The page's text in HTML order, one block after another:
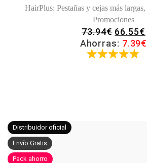
HairPlus: Pestañas y cejas más
Promociones
73.94€ EL
PRECIO
ERA:
66.55€
Ahorras: 7.39€
Distribuidor oficial
Envío Gratis
Pack ahorro